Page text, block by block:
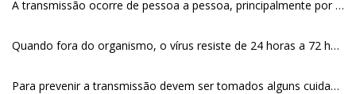
A transmissão ocorre de pessoa a pessoa, principalmente por meio da tosse ou do espirro e de contato com secreções respiratórias de pessoas infectadas. No entanto, de acordo com a Organização Mundial da Saúde (OMS), a principal forma de transmissão não é pelo ar, mas sim pelo contato com superfícies contaminadas. O período de transmissibilidade da doença é diferente entre adultos e crianças. Nos adultos, o período é de 7 dias após o aparecimento dos sintomas, enquanto em crianças este período vai de 2 dias antes até 14 dias após o início dos sintomas. Além disso, a transmissão pode ocorrer em média até 48 horas antes do início dos sintomas.
Quando fora do organismo, o vírus resiste de 24 horas a 72 horas no ambiente.
Para prevenir a transmissão devem ser tomados alguns cuidados de higiene, como lavar bem e com frequência as mãos com água e sabão, evitar tocar os olhos, boca e nariz após contato com superfícies, não compartilhar objetos de uso pessoal e cobrir a boca e o nariz com lenço descartável ao tossir ou espirrar. Além disso é recomendado evitar locais com aglomerados de pessoas, pois isso reduz o risco de contrair a doença.